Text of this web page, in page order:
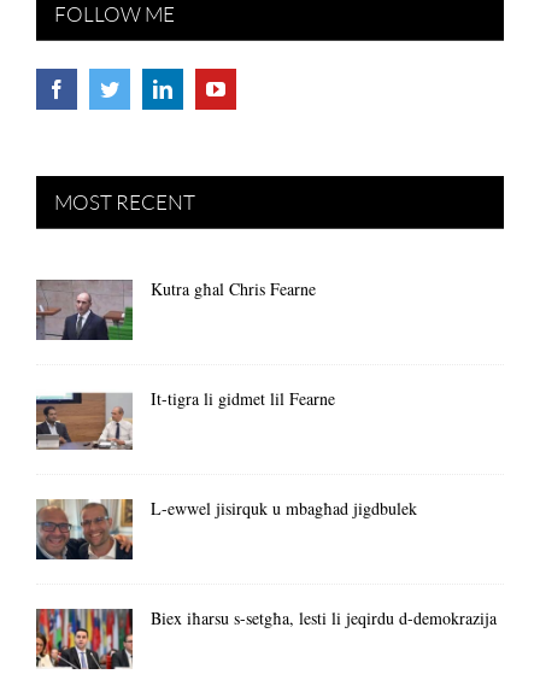
FOLLOW ME
MOST RECENT
Kutra għal Chris Fearne
It-tigra li gidmet lil Fearne
L-ewwel jisirquk u mbagħad jigdbulek
Biex iħarsu s-setgħa, lesti li jeqirdu d-demokrazija